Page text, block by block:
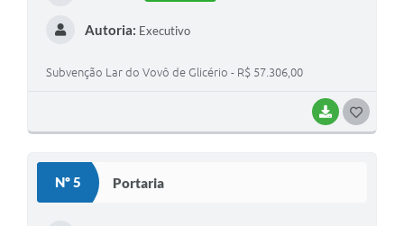
BAIXAR
Autoria: Executivo
Subvenção Lar do Vovô de Glicério - R$ 57.306,00
Nº 5 Portaria